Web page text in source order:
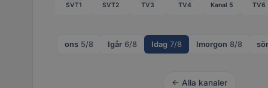
SVT1 SVT2 TV3 TV4 Kanal 5 TV6
ons 5/8 Igår 6/8 Idag 7/8 Imorgon 8/8
← Alla kanaler